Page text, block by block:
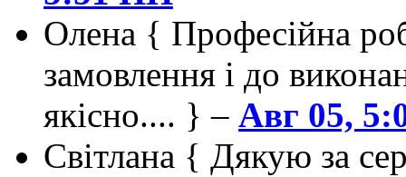
Олена { Професійна
замовлення і до
якісно.... } – Авг 05,
Світлана { Дякую за